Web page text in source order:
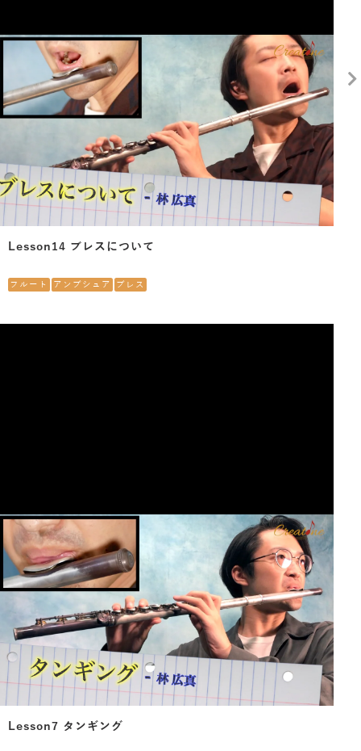
Lesson14 ブレスについて
フルート アンブシュア ブレス
Lesson7 タンギング